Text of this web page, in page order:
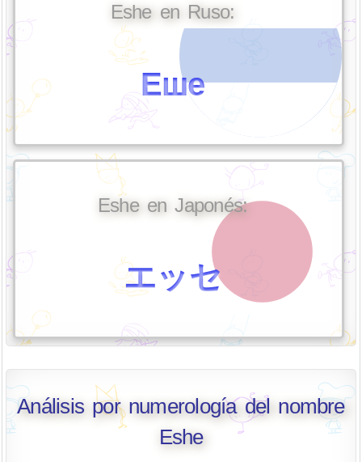
Eshe en Ruso:
Еше
Eshe en Japonés:
エッセ
Análisis por numerología del nombre
Eshe